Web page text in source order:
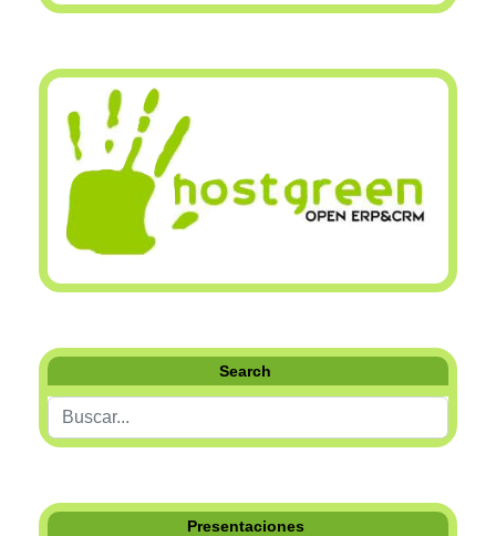
Search
Buscar...
Presentaciones